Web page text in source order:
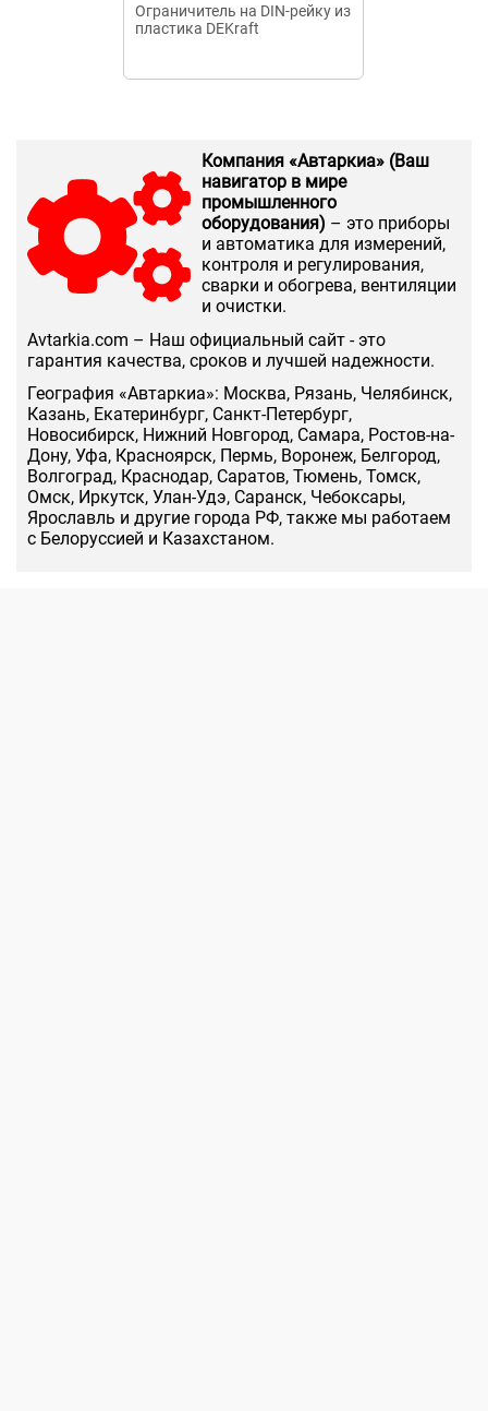
Ограничитель на DIN-рейку из
пластика DEKraft
Компания «Автаркиа» (Ваш
навигатор в мире
промышленного
оборудования) – это приборы
и автоматика для измерений,
контроля и регулирования,
сварки и обогрева, вентиляции
и очистки.
Аvtarkia.com – Наш официальный сайт - это
гарантия качества, сроков и лучшей надежности.
География «Автаркиа»: Москва, Рязань, Челябинск,
Казань, Екатеринбург, Санкт-Петербург,
Новосибирск, Нижний Новгород, Самара, Ростов-на-
Дону, Уфа, Красноярск, Пермь, Воронеж, Белгород,
Волгоград, Краснодар, Саратов, Тюмень, Томск,
Омск, Иркутск, Улан-Удэ, Саранск, Чебоксары,
Ярославль и другие города РФ, также мы работаем
с Белоруссией и Казахстаном.